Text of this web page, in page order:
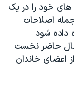
های خود را در یک
اصلاحات
داده شود
حاضر نخست
اعضای خاندان